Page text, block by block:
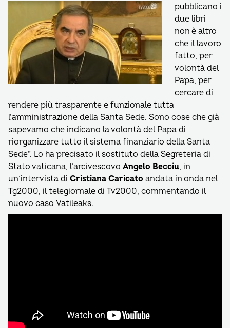
pubblicano i
due libri
non è altro
che il lavoro
fatto, per
volontà del
Papa, per
cercare di
rendere più trasparente e funzionale tutta
l’amministrazione della Santa Sede. Sono cose che già
sapevamo che indicano la volontà del Papa di
riorganizzare tutto il sistema finanziario della Santa
Sede”. Lo ha precisato il sostituto della Segreteria di
Stato vaticana, l’arcivescovo Angelo Becciu, in
un’intervista di Cristiana Caricato andata in onda nel
Tg2000, il telegiornale di Tv2000, commentando il
nuovo caso Vatileaks.